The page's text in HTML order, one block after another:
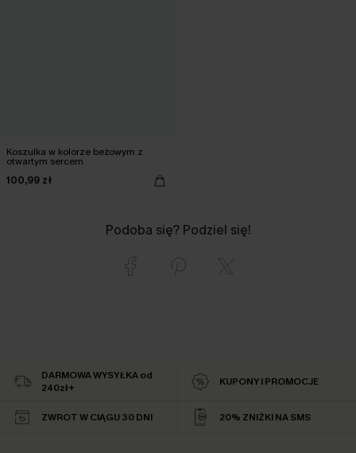
Koszulka w kolorze beżowym z
otwartym sercem
100,99 zł
Podoba się? Podziel się!
DARMOWA WYSYŁKA od
240zł+
KUPONY I PROMOCJE
ZWROT W CIĄGU 30 DNI 20% ZNIŻKI NA SMS